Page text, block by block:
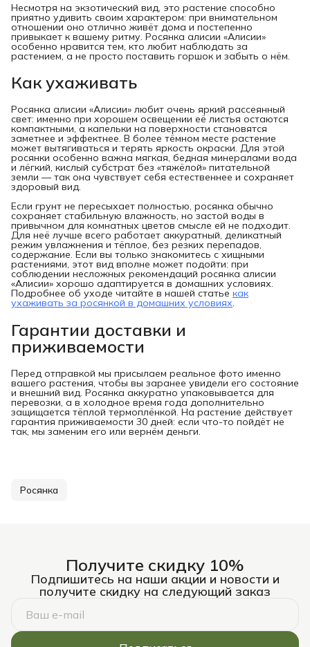
Несмотря на экзотический вид, это растение способно
приятно удивить своим характером: при внимательном
отношении оно отлично живёт дома и постепенно
привыкает к вашему ритму. Росянка алисии «Алисии»
особенно нравится тем, кто любит наблюдать за
растением, а не просто поставить горшок и забыть о нём.
Как ухаживать
Росянка алисии «Алисии» любит очень яркий рассеянный
свет: именно при хорошем освещении её листья остаются
компактными, а капельки на поверхности становятся
заметнее и эффектнее. В более тёмном месте растение
может вытягиваться и терять яркость окраски. Для этой
росянки особенно важна мягкая, бедная минералами вода
и лёгкий, кислый субстрат без «тяжёлой» питательной
земли — так она чувствует себя естественнее и сохраняет
здоровый вид.
Если грунт не пересыхает полностью, росянка обычно
сохраняет стабильную влажность, но застой воды в
привычном для комнатных цветов смысле ей не подходит.
Для неё лучше всего работает аккуратный, деликатный
режим увлажнения и тёплое, без резких перепадов,
содержание. Если вы только знакомитесь с хищными
растениями, этот вид вполне может подойти: при
соблюдении несложных рекомендаций росянка алисии
«Алисии» хорошо адаптируется в домашних условиях.
Подробнее об уходе читайте в нашей статье как
ухаживать за росянкой в домашних условиях.
Гарантии доставки и
приживаемости
Перед отправкой мы присылаем реальное фото именно
вашего растения, чтобы вы заранее увидели его состояние
и внешний вид. Росянка аккуратно упаковывается для
перевозки, а в холодное время года дополнительно
защищается тёплой термоплёнкой. На растение действует
гарантия приживаемости 30 дней: если что-то пойдёт не
так, мы заменим его или вернём деньги.
Росянка
Получите скидку 10%
Подпишитесь на наши акции и новости и
получите скидку на следующий заказ